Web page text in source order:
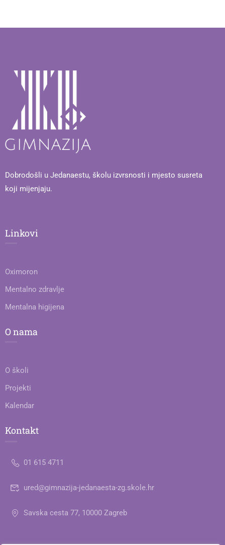
Dobrodošli u Jedanaestu, školu izvrsnosti i mjesto susreta
koji mijenjaju.
Linkovi
Oximoron
Mentalno zdravlje
Mentalna higijena
O nama
O školi
Projekti
Kalendar
Kontakt
01 615 4711
ured@gimnazija-jedanaesta-zg.skole.hr
Savska cesta 77, 10000 Zagreb